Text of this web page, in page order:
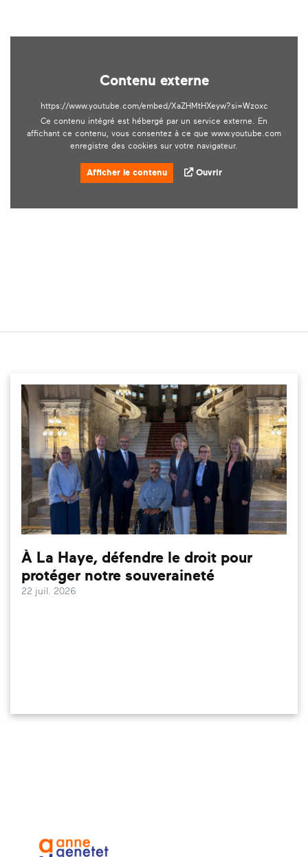
Contenu externe
https://www.youtube.com/embed/XaZHMtHXeyw?si=Wzoxc
Ce contenu intégré est hébergé par un service externe. En
affichant ce contenu, vous consentez à ce que www.youtube.com
enregistre des cookies sur votre navigateur.
Afficher le contenu Ouvrir
À La Haye, défendre le droit pour
protéger notre souveraineté
22 juil. 2026